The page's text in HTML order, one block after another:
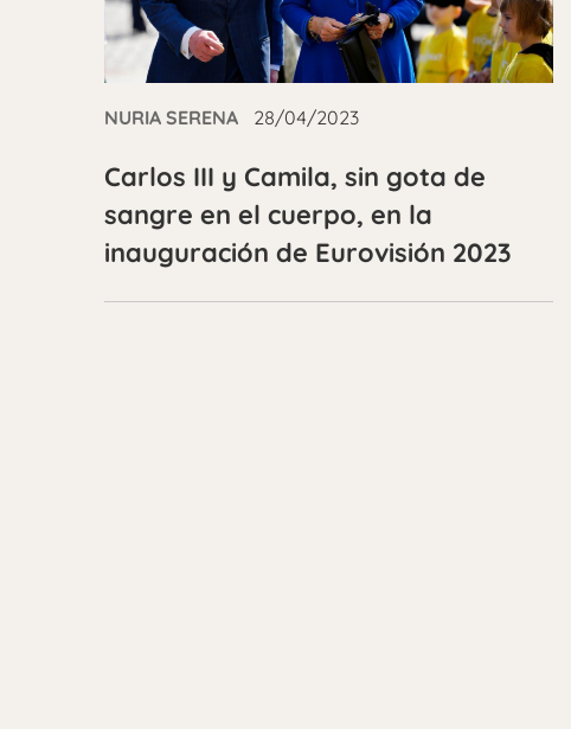
NURIA SERENA 28/04/2023
Carlos III y Camila, sin gota de
sangre en el cuerpo, en la
inauguración de Eurovisión 2023